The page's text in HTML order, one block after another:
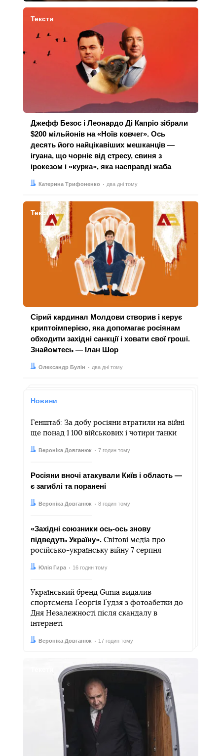
Тексти
Джефф Безос і Леонардо Ді Капріо зібрали
$200 мільйонів на «Ноїв ковчег». Ось
десять його найцікавіших мешканців —
ігуана, що чорніє від стресу, свиня з
ірокезом і «курка», яка насправді жаба
Автор:Катерина Трифоненко
Дата: два дні тому
Тексти
Сірий кардинал Молдови створив і керує
криптоімперією, яка допомагає росіянам
обходити західні санкції і ховати свої гроші.
Знайомтесь — Ілан Шор
Автор:
Олександр Булін
Дата: два дні тому
Новини
Генштаб: За добу росіяни втратили на війні
ще понад 1 100 військових і чотири танки
Автор:Вероніка Довганюк
Дата: 7 годин тому
Росіяни вночі атакували Київ і область —
є загиблі та поранені
Автор:Вероніка Довганюк
Дата: 8 годин тому
«Західні союзники ось-ось знову
підведуть Україну». Світові медіа про
російсько-українську війну 7 серпня
Автор:Юлія Гира
Дата: 16 годин тому
Український бренд Gunia видалив
спортсмена Ґеоргія Ґудзя з фотоабетки до
Дня Незалежності після скандалу в
інтернеті
Автор:Вероніка Довганюк
Дата: 17 годин тому